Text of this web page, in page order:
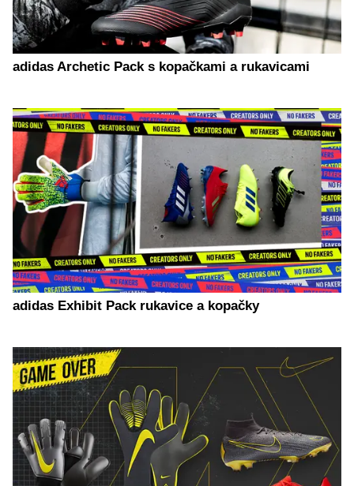
adidas Archetic Pack s kopačkami a rukavicami
adidas Exhibit Pack rukavice a kopačky